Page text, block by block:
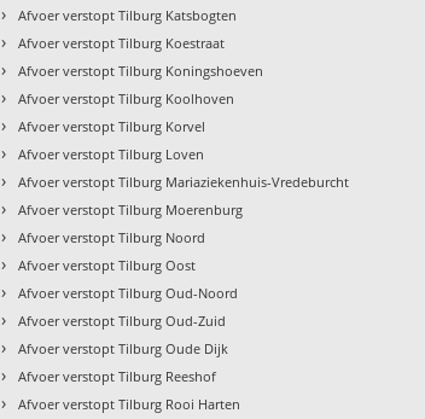
› Afvoer verstopt Tilburg Katsbogten
› Afvoer verstopt Tilburg Koestraat
› Afvoer verstopt Tilburg Koningshoeven
› Afvoer verstopt Tilburg Koolhoven
› Afvoer verstopt Tilburg Korvel
› Afvoer verstopt Tilburg Loven
› Afvoer verstopt Tilburg Mariaziekenhuis-Vredeburcht
› Afvoer verstopt Tilburg Moerenburg
› Afvoer verstopt Tilburg Noord
› Afvoer verstopt Tilburg Oost
› Afvoer verstopt Tilburg Oud-Noord
› Afvoer verstopt Tilburg Oud-Zuid
› Afvoer verstopt Tilburg Oude Dijk
› Afvoer verstopt Tilburg Reeshof
› Afvoer verstopt Tilburg Rooi Harten